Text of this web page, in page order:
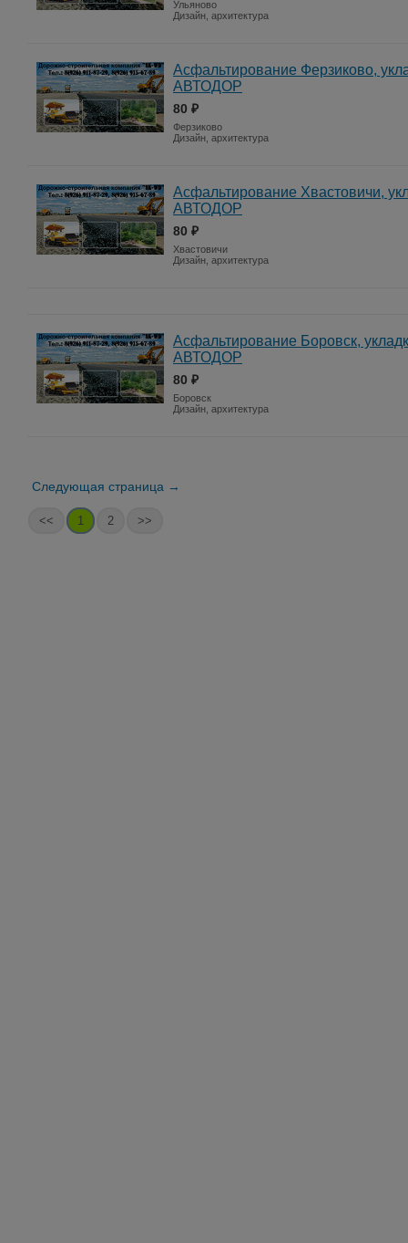
Ульяново
Дизайн, архитектура
Асфальтирование Ферзиково,
АВТОДОР
80 ₽
Ферзиково
Дизайн, архитектура
Асфальтирование Хвастовичи,
АВТОДОР
80 ₽
Хвастовичи
Дизайн, архитектура
Асфальтирование Боровск,
АВТОДОР
80 ₽
Боровск
Дизайн, архитектура
Следующая страница →
<< 1 2 >>